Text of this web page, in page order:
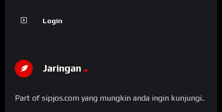
Login
Jaringan
Part of sipjos.com yang mungkin anda ingin kunjungi..